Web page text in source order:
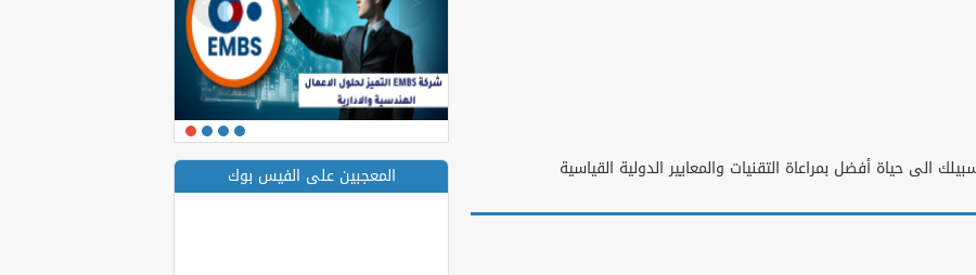
الى حياة أفضل بمراعاة التقنيات والمعايير الدولية القياسية
المعجبين على الفيس بوك